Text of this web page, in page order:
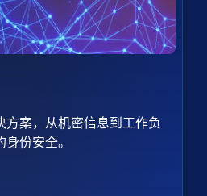
方案，从机密信息到工作负
份安全。